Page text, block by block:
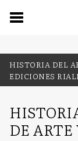
HISTORIA DEL
EDICIONES
FILTRADO
HISTORIA DEL
DE